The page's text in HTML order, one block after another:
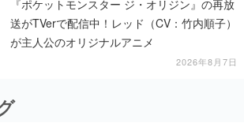
『ポケットモンスター ジ・オリジン』の再放
送がTVerで配信中！レッド（CV：竹内順子）
が主人公のオリジナルアニメ
2026年8月7日